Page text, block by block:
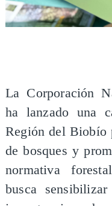
La Corporación
ha lanzado una
Región del Biobío
de bosques y
normativa
busca